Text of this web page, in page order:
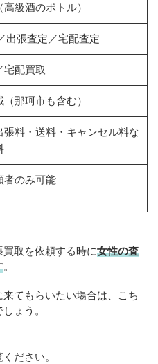
高級酒のボトル）
出張査定／宅配査定
宅配買取
那珂市も含む）
張料・送料・キャンセル料な
者のみ可能
取を依頼する時に女性の査
。
てもらいたい場合は、こち
ょう。
ださい。